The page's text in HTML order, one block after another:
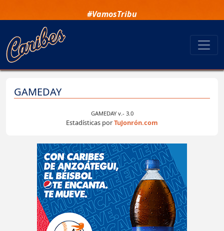
#VamosTribu
GAMEDAY
GAMEDAY v.- 3.0
Estadísticas porTuJonrón.com